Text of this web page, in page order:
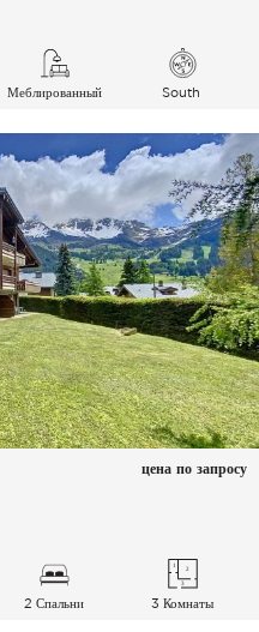
Меблированный South
цена по запросу
2 Спальни 3 Комнаты